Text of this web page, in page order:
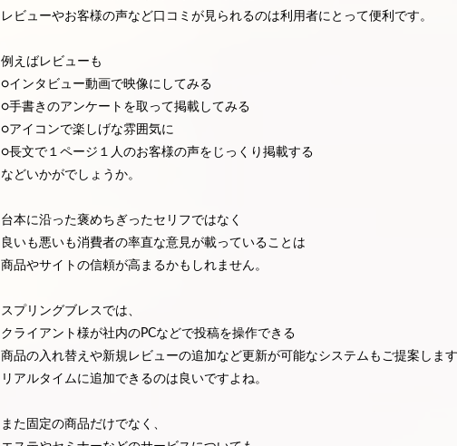
レビューやお客様の声など口コミが見られるのは利用者にとって便利です。
例えばレビューも
○インタビュー動画で映像にしてみる
○手書きのアンケートを取って掲載してみる
○アイコンで楽しげな雰囲気に
○長文で１ページ１人のお客様の声をじっくり掲載する
などいかがでしょうか。
台本に沿った褒めちぎったセリフではなく
良いも悪いも消費者の率直な意見が載っていることは
商品やサイトの信頼が高まるかもしれません。
スプリングブレスでは、
クライアント様が社内のPCなどで投稿を操作できる
商品の入れ替えや新規レビューの追加など更新が可能なシステムもご提案しま
リアルタイムに追加できるのは良いですよね。
また固定の商品だけでなく、